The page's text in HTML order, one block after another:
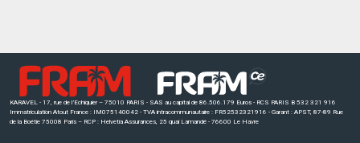
KARAVEL - 17, rue de l’Echiquier – 75010 PARIS - SAS au capital de 86.506.179 Euros - RCS PARIS B 532 321 916
Immatriculation Atout France : IM075140042 - TVA intracommunautaire : FR52532321916 - Garant : APST, 87-89 Rue
de la Boétie 75008 Paris – RCP : Helvetia Assurances, 25 quai Lamandé - 76600 Le Havre